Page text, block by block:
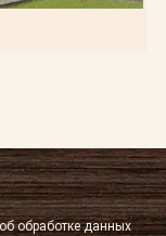
обработке данных